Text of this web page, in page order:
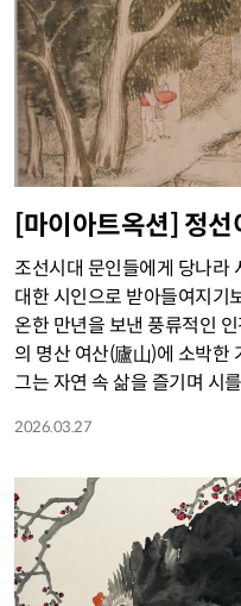
[마이아트옥션] 정
조선시대 문인들에게 당나
대한 시인으로 받아들여지기
온한 만년을 보낸 풍류적인
의 명산 여산(廬山)에 소박한
그는 자연 속 삶을 즐기며 시
2026.03.27